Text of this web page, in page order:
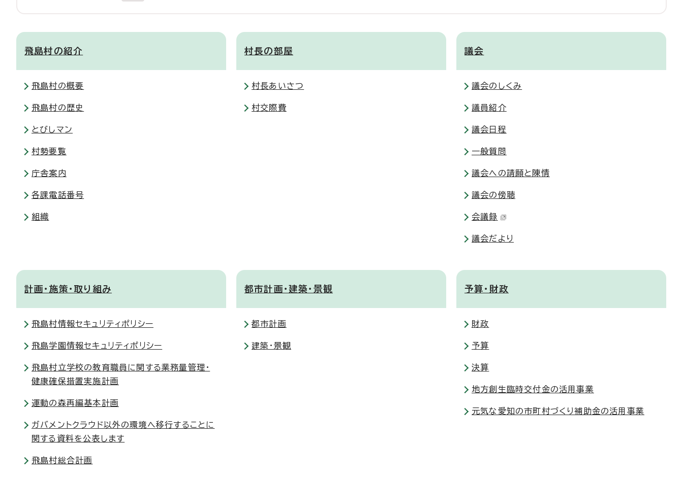
飛島村の紹介
飛島村の概要
飛島村の歴史
とびしマン
村勢要覧
庁舎案内
各課電話番号
組織
村長の部屋
村長あいさつ
村交際費
議会
議会のしくみ
議員紹介
議会日程
一般質問
議会への請願と陳情
議会の傍聴
会議録
議会だより
計画・施策・取り組み
飛島村情報セキュリティポリシー
飛島学園情報セキュリティポリシー
飛島村立学校の教育職員に関する業務量管理・
健康確保措置実施計画
運動の森再編基本計画
ガバメントクラウド以外の環境へ移行することに
関する資料を公表します
飛島村総合計画
都市計画・建築・景観
都市計画
建築・景観
予算・財政
財政
予算
決算
地方創生臨時交付金の活用事業
元気な愛知の市町村づくり補助金の活用事業